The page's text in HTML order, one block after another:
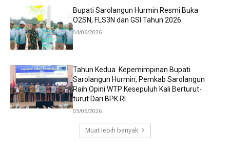
Bupati Sarolangun Hurmin Resmi Buka
O2SN, FLS3N dan GSI Tahun 2026
04/06/2026
Tahun Kedua Kepemimpinan Bupati
Sarolangun Hurmin, Pemkab Sarolangun
Raih Opini WTP Kesepuluh Kali Berturut-
turut Dari BPK RI
03/06/2026
Muat lebih banyak